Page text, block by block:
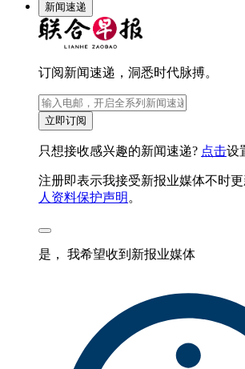
新闻速递
订阅新闻速递，洞悉时代脉搏。
立即订阅
只想接收感兴趣的新闻速递? 点击设
注册即表示我接受新报业媒体不时
人资料保护声明 。
是， 我希望收到新报业媒体